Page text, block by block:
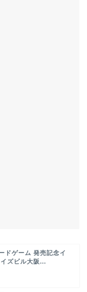
ドゲーム 発売記念イ
ズビル大阪...